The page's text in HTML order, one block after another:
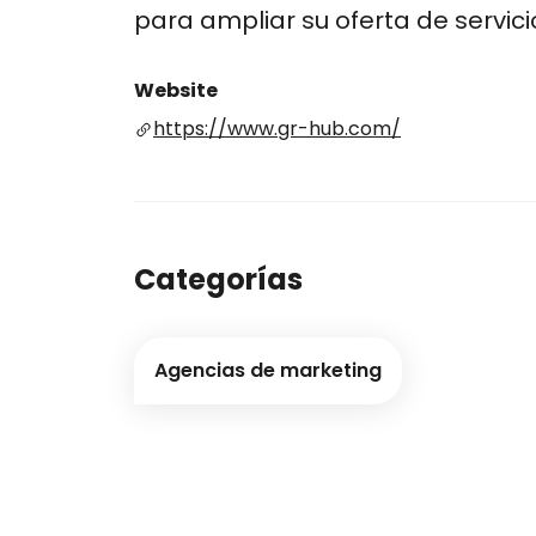
para ampliar su oferta de
Website
https://www.gr-hub.com/
Categorías
Agencias de marketing